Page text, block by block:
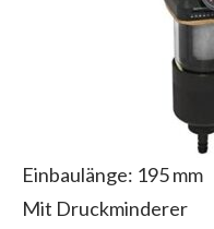
Einbaulänge: 195 mm
Mit Druckminderer